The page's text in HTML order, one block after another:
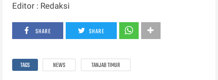
Editor : Redaksi
SHARE SHARE
TAGS NEWS TANJAB TIMUR